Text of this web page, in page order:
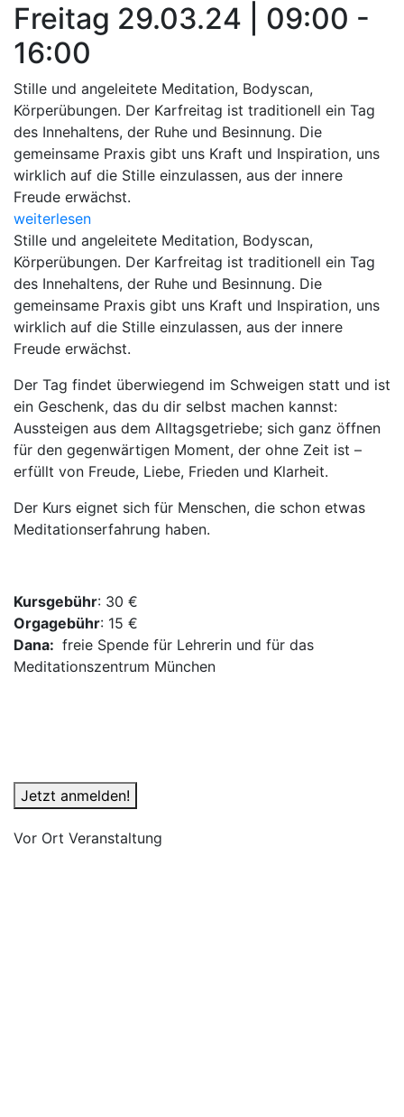
Freitag 29.03.24 | 09:00 -
16:00
Stille und angeleitete Meditation, Bodyscan,
Körperübungen. Der Karfreitag ist traditionell ein Tag
des Innehaltens, der Ruhe und Besinnung. Die
gemeinsame Praxis gibt uns Kraft und Inspiration, uns
wirklich auf die Stille einzulassen, aus der innere
Freude erwächst.
weiterlesen
Stille und angeleitete Meditation, Bodyscan,
Körperübungen. Der Karfreitag ist traditionell ein Tag
des Innehaltens, der Ruhe und Besinnung. Die
gemeinsame Praxis gibt uns Kraft und Inspiration, uns
wirklich auf die Stille einzulassen, aus der innere
Freude erwächst.
Der Tag findet überwiegend im Schweigen statt und ist
ein Geschenk, das du dir selbst machen kannst:
Aussteigen aus dem Alltagsgetriebe; sich ganz öffnen
für den gegenwärtigen Moment, der ohne Zeit ist –
erfüllt von Freude, Liebe, Frieden und Klarheit.
Der Kurs eignet sich für Menschen, die schon etwas
Meditationserfahrung haben.
Kursgebühr: 30 €
Orgagebühr: 15 €
Dana: freie Spende für Lehrerin und für das
Meditationszentrum München
Jetzt anmelden!
Vor Ort Veranstaltung